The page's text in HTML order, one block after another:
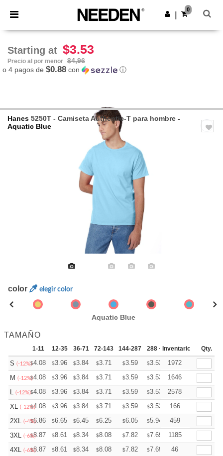
× App de Needen
¡Mejores precios en app!
Descargar app
0
Starting at $3.53
Precio al por menor $4,96
o 4 pagos de $0.88 con ⓘ
Hanes 5250T - Camiseta Authentic-T para hombre -
Aquatic Blue
color elegir color
Aquatic Blue
TAMAÑO
1-11 12-35 36-71 72-143 144-287 288 + Mas
Inventario Qty.
S (-12%)$4.08 $3.96 $3.84 $3.71 $3.59 $3.53 +
1972
M (-12%)$4.08 $3.96 $3.84 $3.71 $3.59 $3.53 +
1646
L (-12%)$4.08 $3.96 $3.84 $3.71 $3.59 $3.53 +
2578
XL (-12%)
$4.08 $3.96 $3.84 $3.71 $3.59 $3.53 +
166
2XL (-4%)
$6.86 $6.65 $6.45 $6.25 $6.05 $5.94 +
459
3XL (-6%)
$8.87 $8.61 $8.34 $8.08 $7.82 $7.69 +
1185
4XL (-6%)
$8.87 $8.61 $8.34 $8.08 $7.82 $7.69 +
46